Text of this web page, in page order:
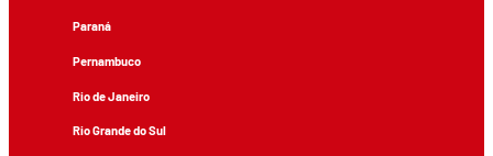
Paraná
Pernambuco
Rio de Janeiro
Rio Grande do Sul